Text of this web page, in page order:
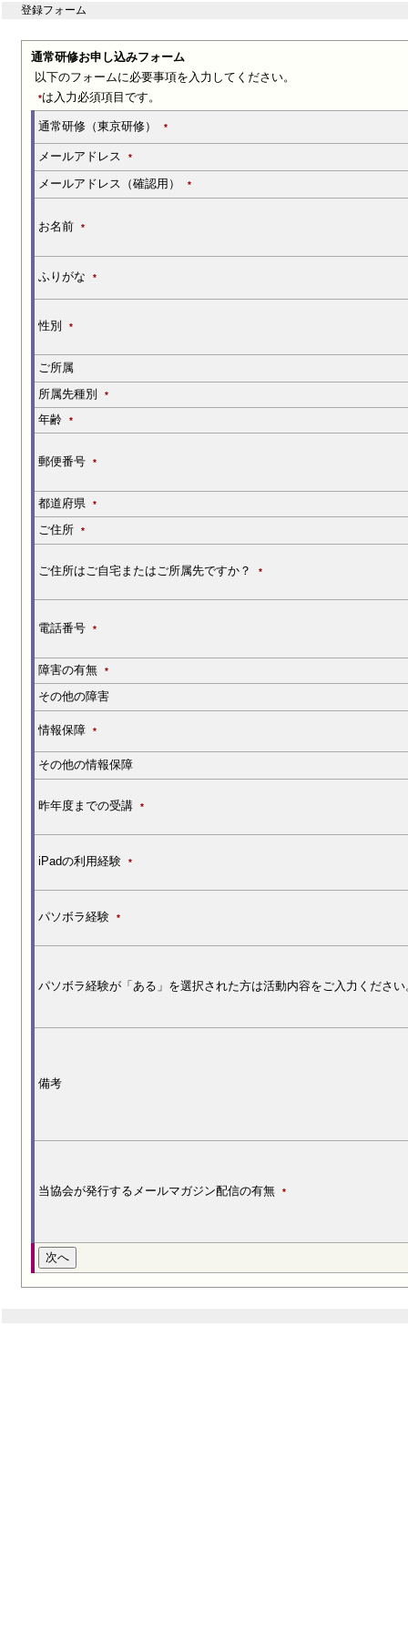
登録フォーム
通常研修お申し込みフォーム
以下のフォームに必要事項を入力してください。
*は入力必須項目です。
通常研修（東京研修） *
メールアドレス *
メールアドレス（確認用） *
お名前 *
ふりがな *
性別 *
ご所属
所属先種別
*
年齢 *
郵便番号 *
都道府県 *
ご住所 *
ご住所はご自宅またはご所属先ですか？ *
電話番号 *
障害の有無 *
その他の障害
情報保障 *
その他の情報保障
昨年度までの受講 *
iPadの利用経験 *
パソボラ経験 *
パソボラ経験が「ある」を選択された方は活動内容をご入力ください
備考
当協会が発行するメールマガジン配信の有無 *